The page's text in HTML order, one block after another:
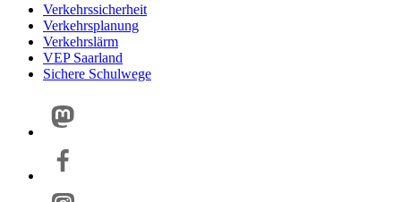
Verkehrssicherheit
Verkehrsplanung
Verkehrslärm
VEP Saarland
Sichere Schulwege